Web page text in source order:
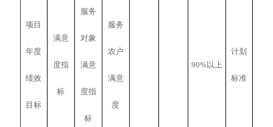
项目
年度
绩效
目标
满意
度指
标
服务
对象
满意
度指
标
服务
农户
满意
度
90%以上
计划
标准